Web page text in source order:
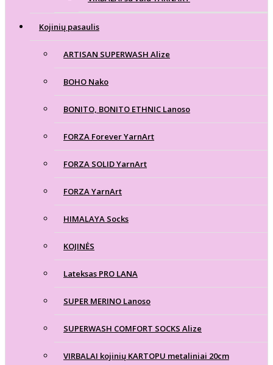
Kojinių pasaulis
ARTISAN SUPERWASH Alize
BOHO Nako
BONITO, BONITO ETHNIC Lanoso
FORZA Forever YarnArt
FORZA SOLID YarnArt
FORZA YarnArt
HIMALAYA Socks
KOJINĖS
Lateksas PRO LANA
SUPER MERINO Lanoso
SUPERWASH COMFORT SOCKS Alize
VIRBALAI kojinių KARTOPU metaliniai 20cm